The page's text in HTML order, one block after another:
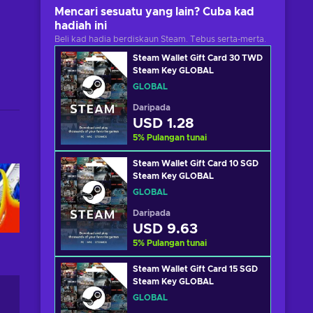
Mencari sesuatu yang lain? Cuba kad
hadiah ini
Beli kad hadia berdiskaun Steam. Tebus serta-merta.
Steam Wallet Gift Card 30 TWD
Steam Key GLOBAL
GLOBAL
Daripada
USD 1.28
5% Pulangan tunai
Steam Wallet Gift Card 10 SGD
Steam Key GLOBAL
GLOBAL
Daripada
USD 9.63
5% Pulangan tunai
Steam Wallet Gift Card 15 SGD
Steam Key GLOBAL
GLOBAL